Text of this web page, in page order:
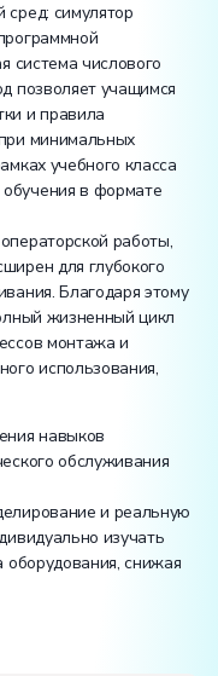
симулятор
система числового
позволяет учащимся
и правила
минимальных
учебного класса
в формате
работы,
для глубокого
Благодаря этому
жизненный цикл
монтажа и
использования,
навыков
обслуживания
и реальную
изучать
оборудования, снижая